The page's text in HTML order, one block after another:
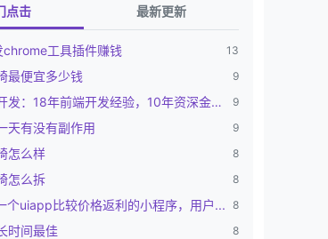
点击 最新更新
chrome工具插件赚钱 13
最便宜多少钱 9
我是前端开发：18年前端开发经验，10年资深金融... 9
天有没有副作用 9
怎么样 8
怎么拆 8
个uiapp比较价格返利的小程序，用户... 8
时间最佳 8